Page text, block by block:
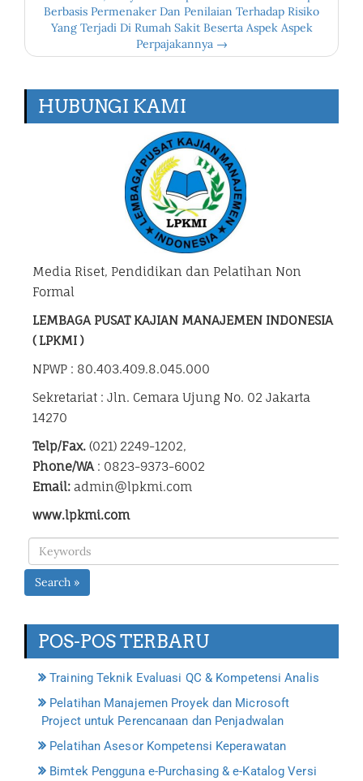
Berbasis Permenaker Dan Penilaian Terhadap Risiko
Yang Terjadi Di Rumah Sakit Beserta Aspek Aspek
Perpajakannya →
HUBUNGI KAMI
Media Riset, Pendidikan dan Pelatihan Non
Formal
LEMBAGA PUSAT KAJIAN MANAJEMEN INDONESIA
( LPKMI )
NPWP : 80.403.409.8.045.000
Sekretariat : Jln. Cemara Ujung No. 02 Jakarta
14270
Telp/Fax. (021) 2249-1202,
Phone/WA: 0823-9373-6002
Email: admin@lpkmi.com
www.lpkmi.com
Search »
POS-POS TERBARU
Training Teknik Evaluasi QC & Kompetensi Analis
Pelatihan Manajemen Proyek dan Microsoft
Project untuk Perencanaan dan Penjadwalan
Pelatihan Asesor Kompetensi Keperawatan
Bimtek Pengguna e-Purchasing & e-Katalog Versi